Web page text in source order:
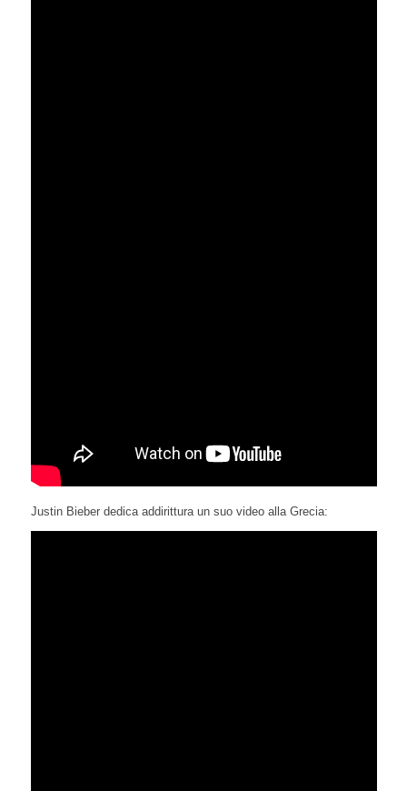
Justin Bieber dedica addirittura un suo video alla Grecia: